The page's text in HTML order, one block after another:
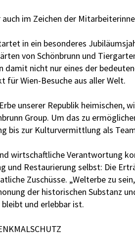
auch im Zeichen der
in ein besonderes
von Schönbrunn und
damit nicht nur eines der
Wien-Besuche aus aller Welt.
unserer Republik heimischen,
Group. Um das zu
bis zur Kulturvermittlung als
wirtschaftliche Verantwortung
Restaurierung selbst: Die
Zuschüsse. „Welterbe zu
der historischen Substanz
und erlebbar ist.